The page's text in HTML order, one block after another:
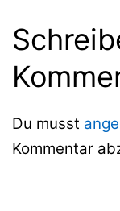
Du musst
Kommentar